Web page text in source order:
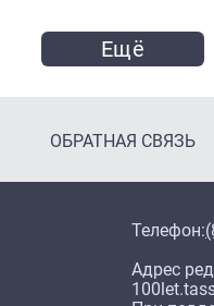
Ещё
ОБРАТНАЯ СВЯЗЬ
Телефон:
Адрес